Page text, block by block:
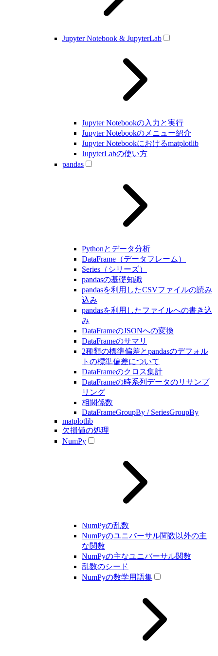
Jupyter Notebook & JupyterLab
Jupyter Notebookの入力と実行
Jupyter Notebookのメニュー紹介
Jupyter Notebookにおけるmatplotlib
JupyterLabの使い方
pandas
Pythonとデータ分析
DataFrame（データフレーム）
Series（シリーズ）
pandasの基礎知識
pandasを利用したCSVファイルの読み
込み
pandasを利用したファイルへの書き込
み
DataFrameのJSONへの変換
DataFrameのサマリ
2種類の標準偏差とpandasのデフォル
トの標準偏差について
DataFrameのクロス集計
DataFrameの時系列データのリサンプ
リング
相関係数
DataFrameGroupBy / SeriesGroupBy
matplotlib
欠損値の処理
NumPy
NumPyの乱数
NumPyのユニバーサル関数以外の主
な関数
NumPyの主なユニバーサル関数
乱数のシード
NumPyの数学用語集